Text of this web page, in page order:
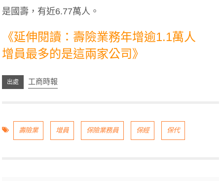
是國壽，有近6.77萬人。
《延伸閱讀：壽險業務年增逾1.1萬人
增員最多的是這兩家公司》
工商時報
壽險業 增員 保險業務員 保經 保代